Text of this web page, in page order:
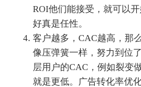
ROI他们能接受，就可以
好真是任性。
客户越多，CAC越高，那
像压弹簧一样，努力到位
层用户的CAC，例如裂变
就是更低。广告转化率优